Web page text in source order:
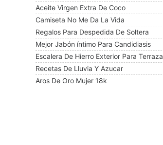
Aceite Virgen Extra De Coco
Camiseta No Me Da La Vida
Regalos Para Despedida De Soltera
Mejor Jabón íntimo Para Candidiasis
Escalera De Hierro Exterior Para Terraza
Recetas De Lluvia Y Azucar
Aros De Oro Mujer 18k